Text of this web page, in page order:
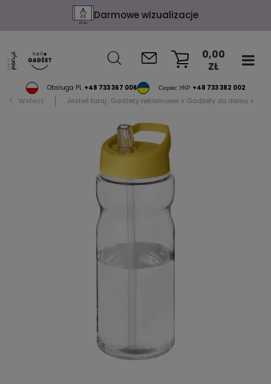
Darmowe wizualizacje
Obsługa PL +48 733 367 006 Сервіс УКР +48 733 382 002
0,00
ZŁ
Wstecz Jesteś tutaj: Gadżety reklamowe Gadżety do domu